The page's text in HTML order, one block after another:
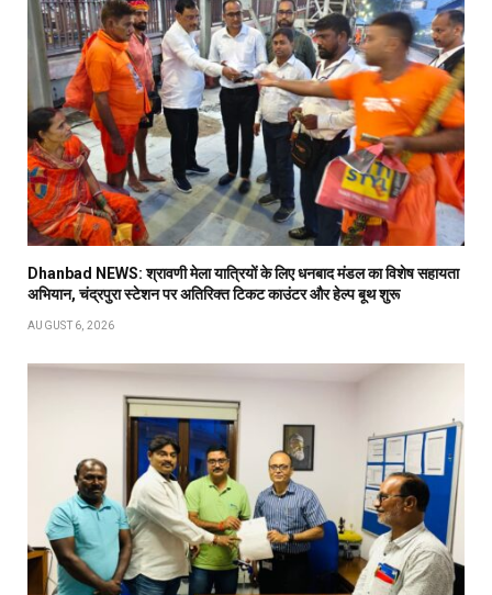
Dhanbad NEWS: श्रावणी मेला यात्रियों के लिए धनबाद मंडल का विशेष सहायता
अभियान, चंद्रपुरा स्टेशन पर अतिरिक्त टिकट काउंटर और हेल्प बूथ शुरू
AUGUST 6, 2026